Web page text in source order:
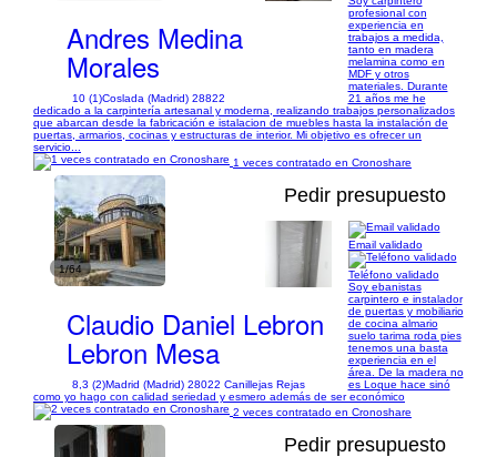
Andres Medina
Morales
10 (1)Coslada (Madrid) 28822
profesional con
experiencia en
trabajos a medida,
tanto en madera
melamina como en
MDF y otros
materiales. Durante
21 años me he
dedicado a la carpintería artesanal y moderna, realizando trabajos personalizados
que abarcan desde la fabricación e istalacion de muebles hasta la instalación de
puertas, armarios, cocinas y estructuras de interior. Mi objetivo es ofrecer un
servicio...
1 veces contratado en Cronoshare
1/64
Pedir presupuesto
Claudio Daniel Lebron
Lebron Mesa
8,3 (2)Madrid (Madrid) 28022 Canillejas Rejas
Email validado
Teléfono validado
Soy ebanistas
carpintero e instalador
de puertas y mobiliario
de cocina almario
suelo tarima roda pies
tenemos una basta
experiencia en el
área. De la madera no
es Loque hace sinó
como yo hago con calidad seriedad y esmero además de ser económico
2 veces contratado en Cronoshare
Pedir presupuesto